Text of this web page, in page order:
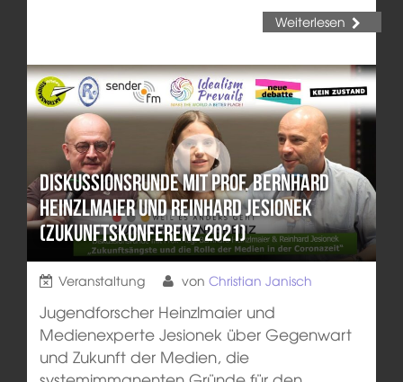
Weiterlesen
Diskussionsrunde mit Prof. Bernhard
Heinzlmaier und Reinhard Jesionek
(Zukunftskonferenz 2021)
Veranstaltung von Christian Janisch
Jugendforscher Heinzlmaier und
Medienexperte Jesionek über Gegenwart
und Zukunft der Medien, die